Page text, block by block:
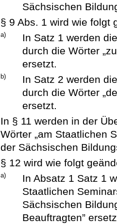
Sächsischen
§ 9 Abs. 1 wird wie folgt
a)
In Satz 1 werden
durch die Wörter
ersetzt.
b)
In Satz 2 werden
durch die Wörter
ersetzt.
In § 11 werden in der
Wörter „am Staatlichen
der Sächsischen
§ 12 wird wie folgt
a)
In Absatz 1 Satz 1
Staatlichen
Sächsischen
Beauftragten”